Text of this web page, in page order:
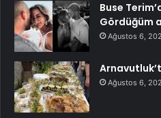
Buse
Gördüğüm
Ağustos 6,
Ağustos 6,